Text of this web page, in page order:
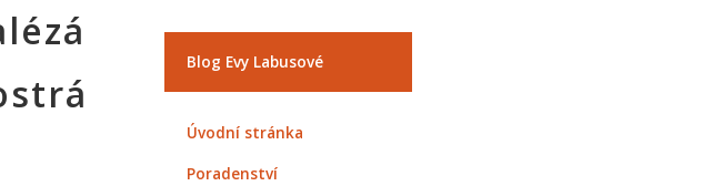
Blog Evy Labusové
Úvodní stránka
Poradenství